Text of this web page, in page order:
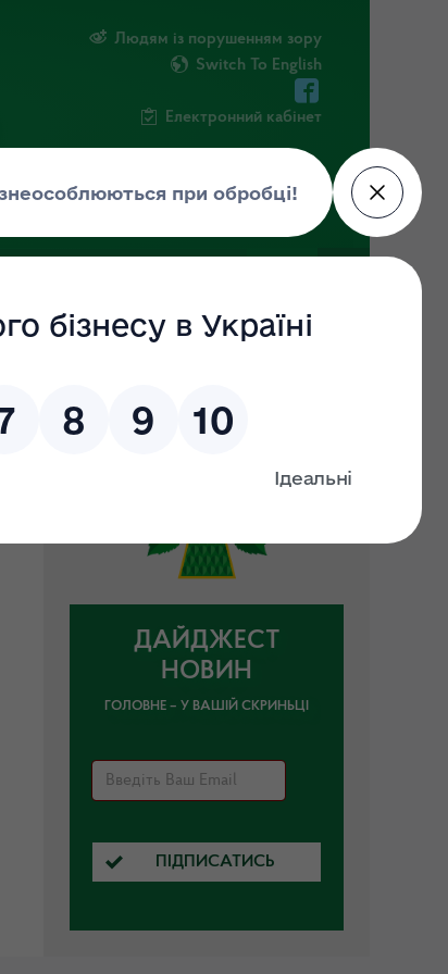
Людям із порушенням зору
Switch To English
Електронний кабінет
ДАЙДЖЕСТ
НОВИН
ГОЛОВНЕ – У ВАШІЙ СКРИНЬЦІ
ПІДПИСАТИСЬ